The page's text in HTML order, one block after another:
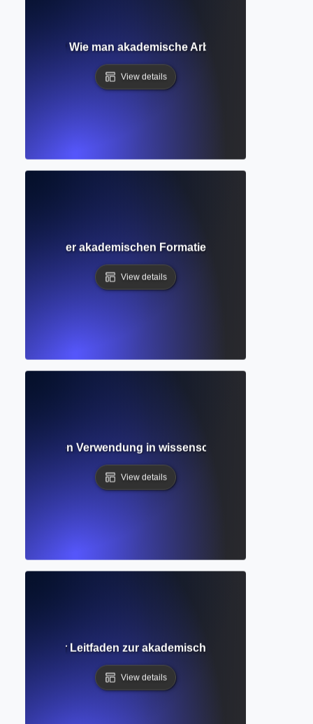
Wie man akademische Arbeiten mit klarer
View details
der akademischen Formatierungsstandards
View details
zur richtigen Verwendung in wissenschaftlichem und
View details
Leitfaden zur akademischen Notation und
View details